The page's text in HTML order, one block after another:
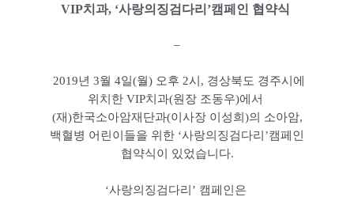
VIP치과, ‘사랑의징검다리’캠페인 협약식
–
2019년 3월 4일(월) 오후 2시, 경상북도 경주시에
위치한 VIP치과(원장 조동우)에서
(재)한국소아암재단과(이사장 이성희)의 소아암,
백혈병 어린이들을 위한 ‘사랑의징검다리’캠페인
협약식이 있었습니다.
‘사랑의징검다리’ 캠페인은